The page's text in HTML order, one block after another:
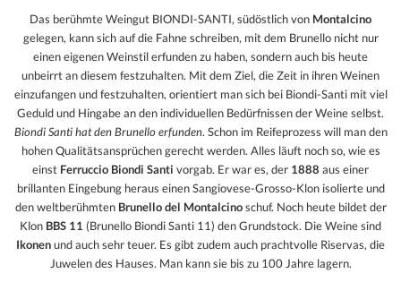
Das berühmte Weingut BIONDI-SANTI, südöstlich von Montalcino
gelegen, kann sich auf die Fahne schreiben, mit dem Brunello nicht nur
einen eigenen Weinstil erfunden zu haben, sondern auch bis heute
unbeirrt an diesem festzuhalten. Mit dem Ziel, die Zeit in ihren Weinen
einzufangen und festzuhalten, orientiert man sich bei Biondi-Santi mit viel
Geduld und Hingabe an den individuellen Bedürfnissen der Weine selbst.
Biondi Santi hat den Brunello erfunden. Schon im Reifeprozess will man den
hohen Qualitätsansprüchen gerecht werden. Alles läuft noch so, wie es
einst Ferruccio Biondi Santi vorgab. Er war es, der 1888 aus einer
brillanten Eingebung heraus einen Sangiovese-Grosso-Klon isolierte und
den weltberühmten Brunello del Montalcinoschuf. Noch heute bildet der
Klon BBS 11 (Brunello Biondi Santi 11) den Grundstock. Die Weine sind
Ikonenund auch sehr teuer. Es gibt zudem auch prachtvolle Riservas, die
Juwelen des Hauses. Man kann sie bis zu 100 Jahre lagern.